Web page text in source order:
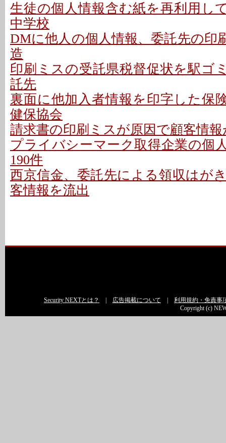
生徒の個人情報含む紙を再利用し
中学校
DMに他人の個人情報、委託先の印
造
印刷ミスの受託県税督促状を駅ゴ
託先
裏面に他加入者情報を印字した保
健保協会
請求書の印刷ミスが原因で顧客情
プライバシーマーク取得企業の個
190件
西京信金、委託先による領収はが
客情報を流出
Security NEXTとは？ 広告掲載について
利用規約・免責事
Copyright (c)